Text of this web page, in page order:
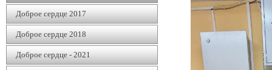
Доброе сердце 2017
Доброе сердце 2018
Доброе сердце - 2021